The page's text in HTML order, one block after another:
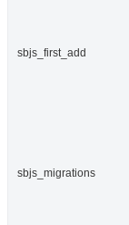
sbjs_first_add
sbjs_migrations